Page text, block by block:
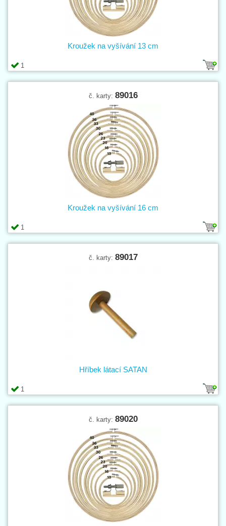
1
Kroužek na vyšívání 13 cm
č. karty: 89016
1
Kroužek na vyšívání 16 cm
č. karty: 89017
1
Hříbek látací SATAN
č. karty: 89020